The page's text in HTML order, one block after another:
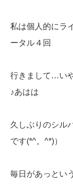
私は個人的にラ
ータル４回
行きまして…い
♪あはは
久しぶりのシル
です(*^。^*)）
毎日があっとい